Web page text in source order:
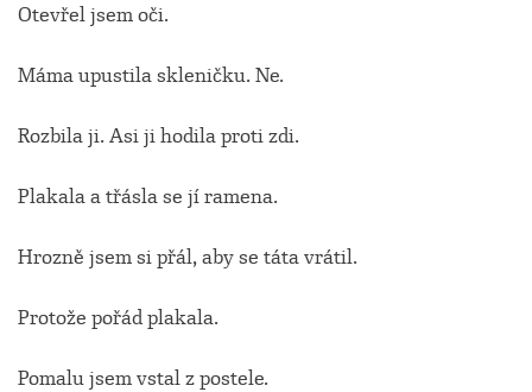
Otevřel jsem oči.
Máma upustila skleničku. Ne.
Rozbila ji. Asi ji hodila proti zdi.
Plakala a třásla se jí ramena.
Hrozně jsem si přál, aby se táta vrátil.
Protože pořád plakala.
Pomalu jsem vstal z postele.